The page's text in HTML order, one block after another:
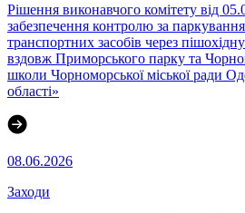
Рішення виконавчого комітету від
забезпечення контролю за
транспортних засобів через
вздовж Приморського парку та
школи Чорноморської міської ради
області»
08.06.2026
Заходи